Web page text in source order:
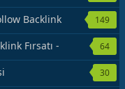
Backlink
149
Fırsatı -
64
30